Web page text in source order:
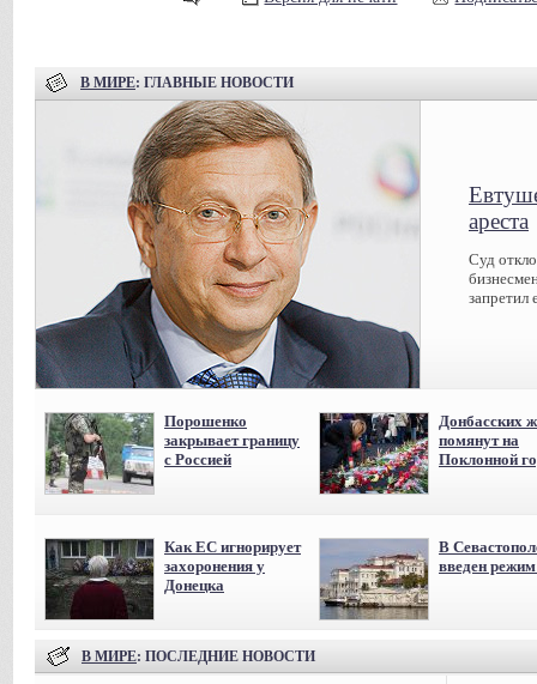
В МИРЕ: ГЛАВНЫЕ НОВОСТИ
ареста
Суд
запретил
Порошенко
закрывает границу
с Россией
Донбасских
помянут на
Поклонной
Как ЕС игнорирует
захоронения у
Донецка
В
введен
В МИРЕ: ПОСЛЕДНИЕ НОВОСТИ